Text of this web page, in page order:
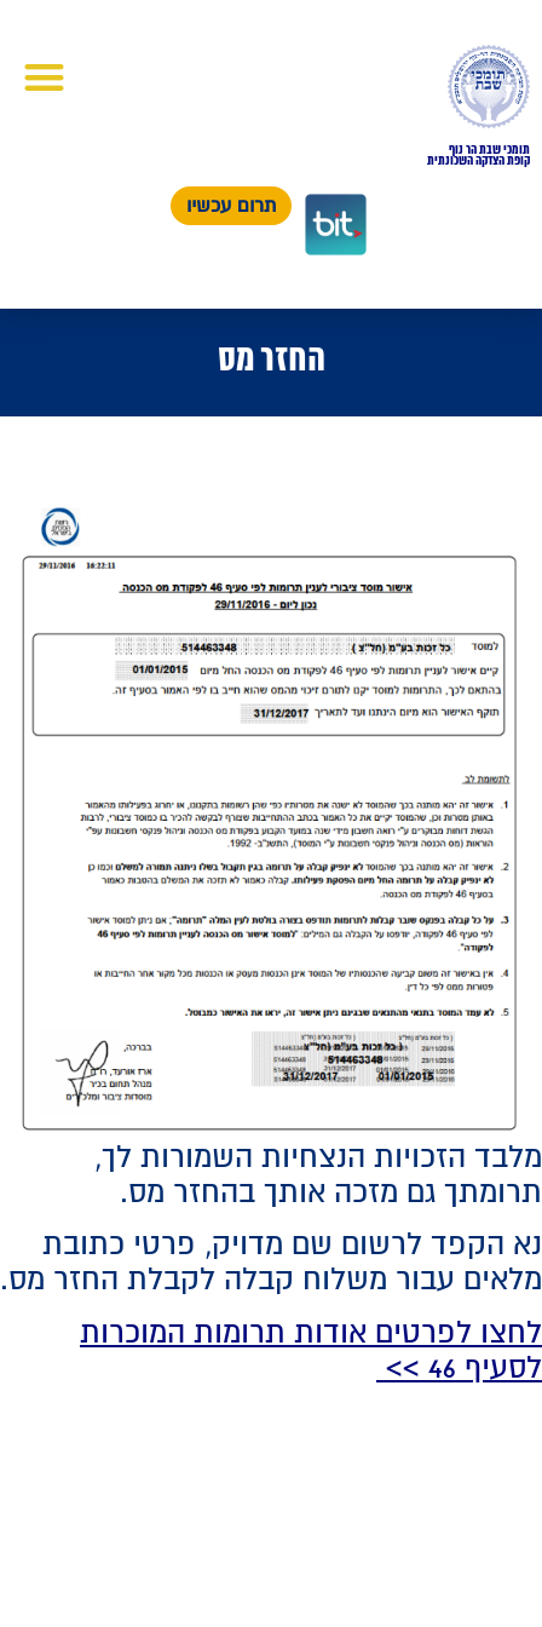
תומכי שבת הר נוף
קופת הצדקה השכונתית
תרום עכשיו
החזר מס
מלבד הזכויות הנצחיות השמורות לך,
תרומתך גם מזכה אותך בהחזר מס.
נא הקפד לרשום שם מדויק, פרטי כתובת
מלאים עבור משלוח קבלה לקבלת החזר מס.
לחצו לפרטים אודות תרומות המוכרות
לסעיף 46
>>